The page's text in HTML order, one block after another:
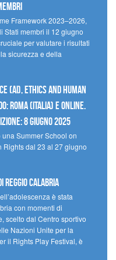
Framework 2023–2026,
Stati membri il 12 giugno
per valutare i risultati
sicurezza e della
(AI), Ethics and Human
Roma (Italia) e online.
8 giugno 2025
Summer School on
Rights dal 23 al 27 giugno
Reggio Calabria
è stata
con momenti di
scelto dal Centro sportivo
Nazioni Unite per la
il Rights Play Festival, è